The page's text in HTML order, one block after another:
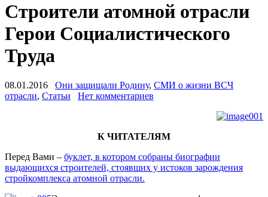
Строители атомной отрасли
Герои Социалистического
Труда
08.01.2016 Они защищали Родину, СМИ о жизни ВСЧ
отрасли, Статьи Нет комментариев
К ЧИТАТЕЛЯМ
Перед Вами – буклет, в котором собраны биографии
выдающихся строителей, стоявших у истоков зарождения
стройкомплекса атомной отрасли.